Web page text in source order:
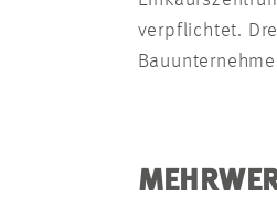
verpflichtet.